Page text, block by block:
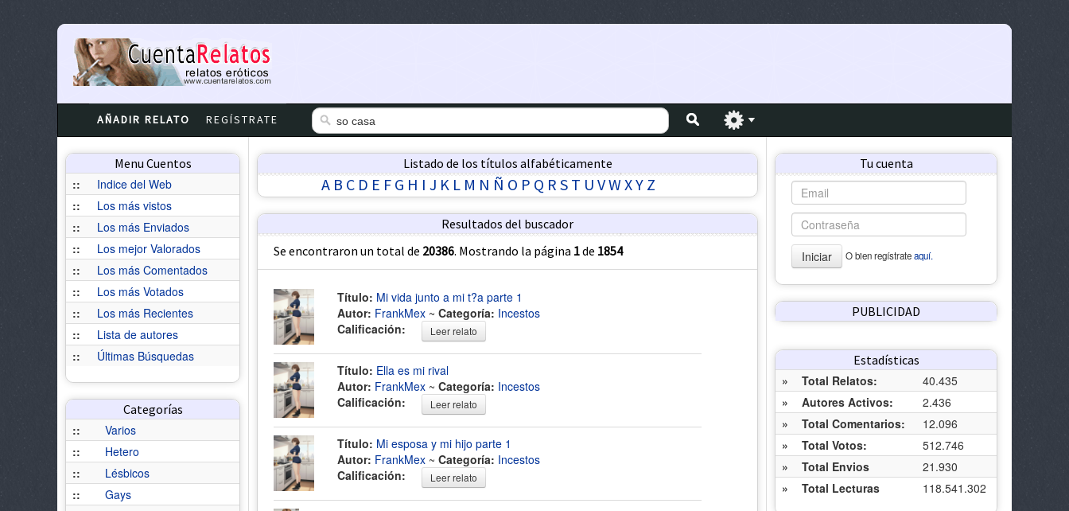
AÑADIR RELATO REGÍSTRATE
Menu Cuentos
::
Indice del Web
::
Los más vistos
::
Los más Enviados
::
Los mejor Valorados
::
Los más Comentados
::
Los más Votados
::
Los más Recientes
::
Lista de autores
::
Últimas Búsquedas
Categorías
::
Varios
::
Hetero
::
Lésbicos
::
Gays
Listado de los títulos alfabéticamente
A B C D E F G H I J K L M N Ñ O P Q R S T U VWXY Z
Resultados del buscador
Se encontraron un total de 20386. Mostrando la página 1de 1854
Título: Mi vida junto a mi t?a parte 1
Autor: FrankMex ~ Categoría: Incestos
Calificación:
Leer relato
Título: Ella es mi rival
Autor: FrankMex ~ Categoría: Incestos
Calificación:
Leer relato
Título: Mi esposa y mi hijo parte 1
Autor: FrankMex ~ Categoría: Incestos
Calificación:
Leer relato
Tu cuenta
Iniciar O bien regístrateaquí.
PUBLICIDAD
Estadísticas
»
Total Relatos:
40.435
»
Autores Activos:
2.436
»
Total Comentarios:
12.096
»
Total Votos:
512.746
»
Total Envios
21.930
»
Total Lecturas 118.541.302